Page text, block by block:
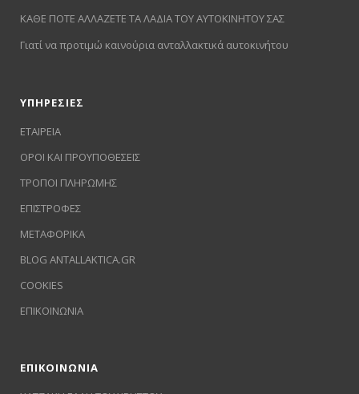
ΚΑΘΕ ΠΟΤΕ ΑΛΛΑΖΕΤΕ ΤΑ ΛΑΔΙΑ ΤΟΥ ΑΥΤΟΚΙΝΗΤΟΥ ΣΑΣ
Γιατί να προτιμώ καινούρια ανταλλακτικά αυτοκινήτου
ΥΠΗΡΕΣΙΕΣ
ΕΤΑΙΡΕΙΑ
ΟΡΟΙ ΚΑΙ ΠΡΟΥΠΟΘΕΣΕΙΣ
ΤΡΟΠΟΙ ΠΛΗΡΩΜΗΣ
ΕΠΙΣΤΡΟΦΕΣ
ΜΕΤΑΦΟΡΙΚΑ
BLOG ANTALLAKTICA.GR
COOKIES
ΕΠΙΚΟΙΝΩΝΙΑ
ΕΠΙΚΟΙΝΩΝΙΑ